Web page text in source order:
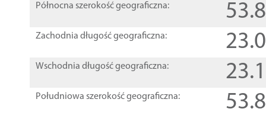
Północna szerokość geograficzna:
Zachodnia długość geograficzna:
Wschodnia długość geograficzna:
Południowa szerokość geograficzna: